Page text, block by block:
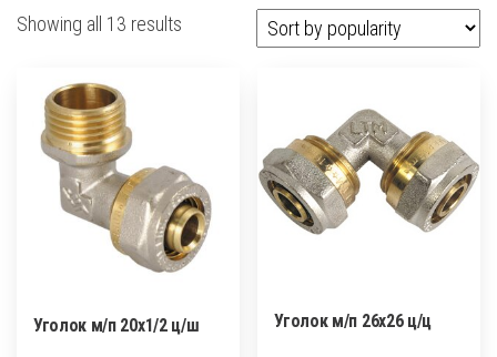
Showing all 13 results
Уголок м/п 20х1/2 ц/ш Уголок м/п 26х26 ц/ц